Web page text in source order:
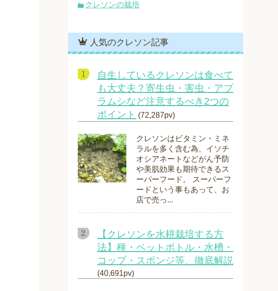
クレソンの栽培
人気のクレソン記事
自生しているクレソンは食べて
も大丈夫？寄生虫・害虫・アブ
ラムシなど注意するべき2つの
ポイント (72,287pv)
クレソンはビタミン・ミネ
ラルを多く含む為、イソチ
オシアネートなどがん予防
や美肌効果も期待できるス
ーパーフード。 スーパーフ
ードという事もあって、お
店で売っ...
【クレソンを水耕栽培する方
法】種・ペットボトル・水槽・
コップ・スポンジ等、徹底解説
(40,691pv)